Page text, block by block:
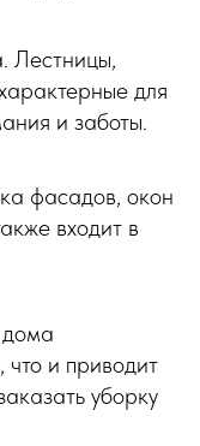
Лестницы,
для
и заботы.
фасадов, окон
входит в
дома
и приводит
уборку